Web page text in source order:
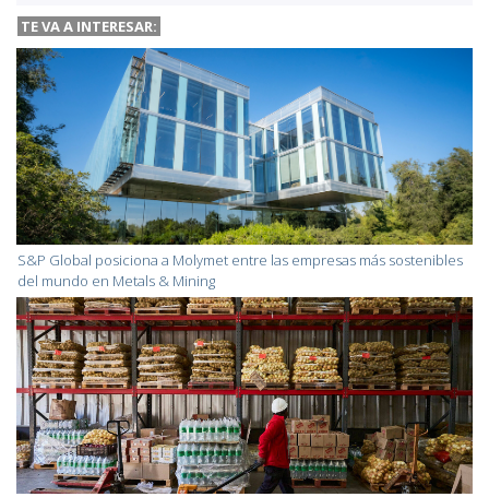
TE VA A INTERESAR:
S&P Global posiciona a Molymet entre las empresas más sostenibles
del mundo en Metals & Mining